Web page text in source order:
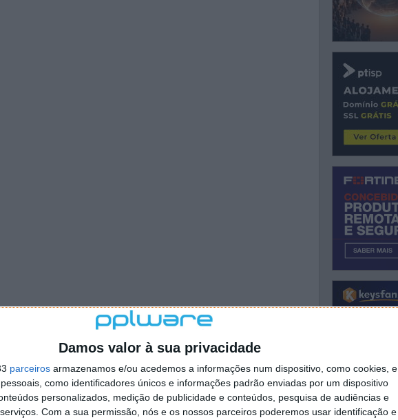
Damos valor à sua privacidade
parceiros armazenamos e/ou acedemos a informações num dispositivo, como cookies, e
como identificadores únicos e informações padrão enviadas por um dispositivo
personalizados, medição de publicidade e conteúdos, pesquisa de audiências e
Com a sua permissão, nós e os nossos parceiros poderemos usar identificação e
mas com um mês de utilização o meu ficou tão
a noite que deixou literalmente uma queimadura no
parte do plástico, deixado marcas de
metálica da porta USB-C no telemóvel.